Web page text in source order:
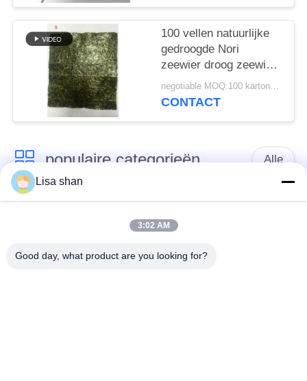
100 vellen natuurlijke
gedroogde Nori
zeewier droog zeewier
sushi Nori
negotiable MOQ:100 kartonnen
CONTACT
populaire categorieën Alle
Japanse
broodcrumbs
Gehele het
Lisa shan
3:02 AM
Good day, what product are you looking for?